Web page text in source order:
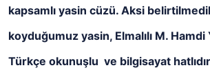
kapsamlı yasin cüzü. Aksi
koyduğumuz yasin, Elmalılı M. Hamdi
Türkçe okunuşlu ve bilgisayat